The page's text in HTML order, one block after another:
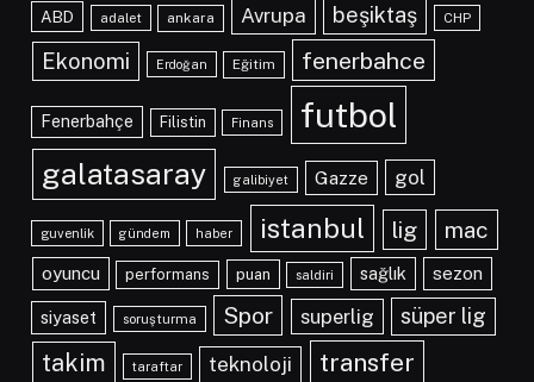
ABD adalet ankara Avrupa beşiktaş CHP
Ekonomi Erdoğan Eğitim fenerbahce
Fenerbahçe Filistin Finans futbol
galatasaray galibiyet Gazze gol
guvenlik gündem haber istanbul lig mac
oyuncu performans puan saldiri sağlık sezon
siyaset soruşturma Spor superlig süper lig
takim taraftar teknoloji transfer